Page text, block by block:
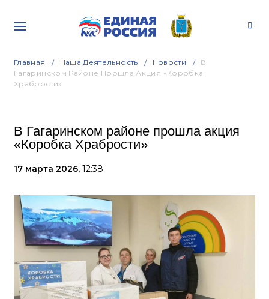
Главная Наша Деятельность Новости
В
Гагаринском Районе Прошла Акция «Коробка
Храбрости»
В Гагаринском районе прошла акция
«Коробка Храбрости»
17 марта 2026, 12:38